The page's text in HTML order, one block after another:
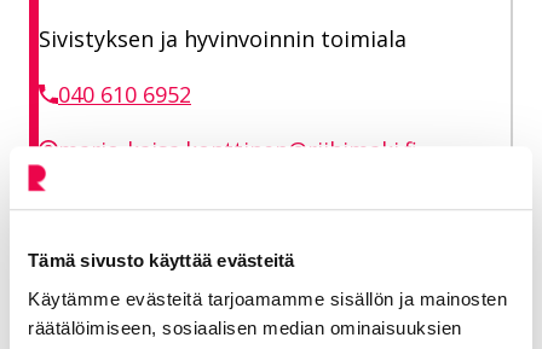
Tämä sivusto käyttää evästeitä
Käytämme evästeitä tarjoamamme sisällön ja mainosten
räätälöimiseen, sosiaalisen median ominaisuuksien
Sivistyksen ja hyvinvoinnin toimiala
040 610 6952
marjo-kaisa.konttinen@riihimaki.fi
Jaa: Jaa Facebookissa
Jaa LinkedInissä
Jaa X:ssäJaa WhasAppissa